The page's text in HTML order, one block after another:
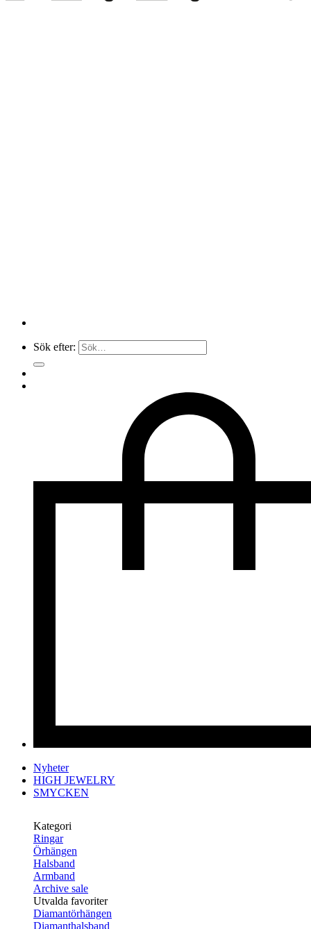
Sök efter:
Nyheter
HIGH JEWELRY
SMYCKEN
Kategori
Ringar
Örhängen
Halsband
Armband
Archive sale
Utvalda favoriter
Diamantörhängen
Diamanthalsband